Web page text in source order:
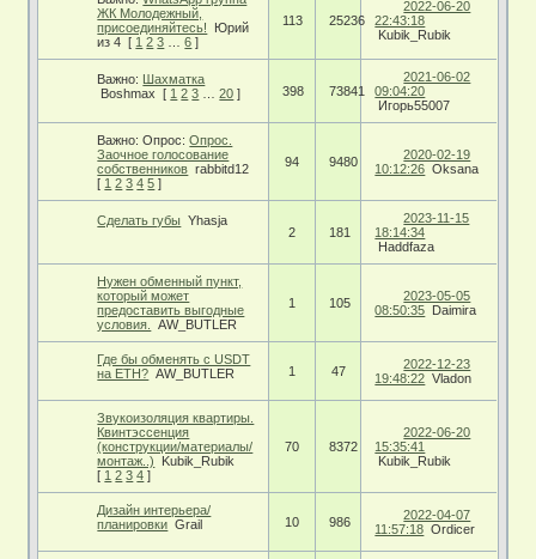
ЖК Молодежный,
присоединяйтесь!
Юрий
из 4 [ 1 2 3 6 ]
113 25236
2022-06-20
22:43:18
Kubik_Rubik
Важно: Шахматка
Boshmax
[ 1 2 3 20 ] 398 73841
2021-06-02
09:04:20
Игорь55007
Важно: Опрос: Опрос.
Заочное голосование
собственников rabbitd12
[ 1 2 3 4 5 ]
94 9480
2020-02-19
10:12:26 Oksana
Сделать губы Yhasja
2
181
2023-11-15
18:14:34
Haddfaza
Нужен обменный пункт,
который может
предоставить выгодные
условия.
AW_BUTLER
1 105
2023-05-05
08:50:35 Daimira
Где бы обменять с USDT
на ETH? AW_BUTLER 1 47
2022-12-23
19:48:22 Vladon
Звукоизоляция квартиры.
Квинтэссенция
(конструкции/материалы/
монтаж..)
Kubik_Rubik
[ 1 2 3 4 ]
70 8372
2022-06-20
15:35:41
Kubik_Rubik
Дизайн интерьера/
планировки Grail 10 986
2022-04-07
11:57:18 Ordicer